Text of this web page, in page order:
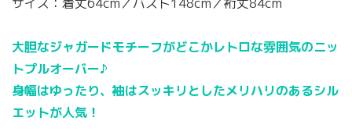
大胆なジャガードモチーフがどこかレトロな雰囲気のニッ
トプルオーバー♪
身幅はゆったり、袖はスッキリとしたメリハリのあるシル
エットが人気！